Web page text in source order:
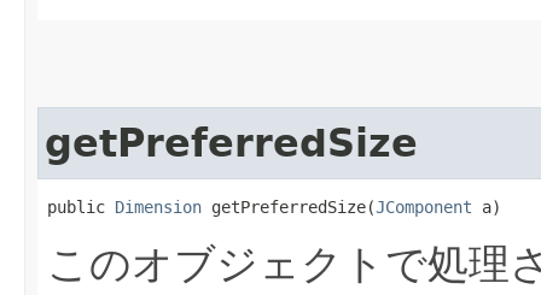
getPreferredSize
public Dimension getPreferredSize​(JComponent a)
このオブジェクトで処理